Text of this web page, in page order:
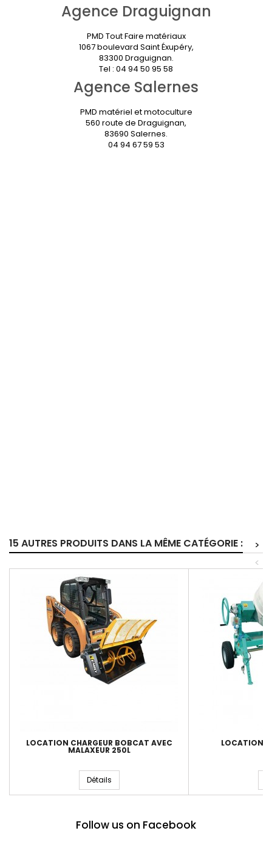
Agence Draguignan
PMD Tout Faire matériaux
1067 boulevard Saint Éxupéry,
83300 Draguignan.
Tel : 04 94 50 95 58
Agence Salernes
PMD matériel et motoculture
560 route de Draguignan,
83690 Salernes.
04 94 67 59 53
15 AUTRES PRODUITS DANS LA MÊME CATÉGORIE :
>
<
LOCATION CHARGEUR BOBCAT AVEC
MALAXEUR 250L
Détails
LOCATION
Follow us on Facebook